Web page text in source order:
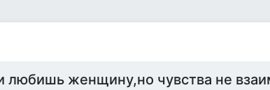
любишь женщину,но чувства не